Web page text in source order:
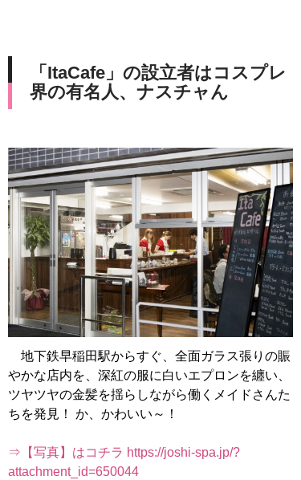
「ItaCafe」の設立者はコスプレ
界の有名人、ナスチャん
地下鉄早稲田駅からすぐ、全面ガラス張りの賑
やかな店内を、深紅の服に白いエプロンを纏い、
ツヤツヤの金髪を揺らしながら働くメイドさんた
ちを発見！ か、かわいい～！
⇒【写真】はコチラ https://joshi-spa.jp/?
attachment_id=650044